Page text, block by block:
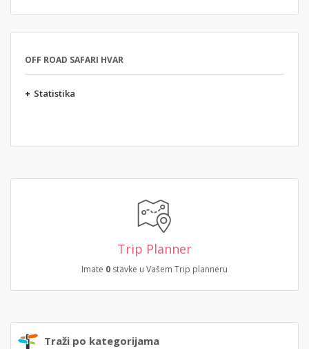
OFF ROAD SAFARI HVAR
+ Statistika
Trip Planner
Imate 0 stavke u Vašem Trip planneru
Traži po kategorijama